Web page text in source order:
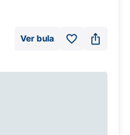
Ver bula